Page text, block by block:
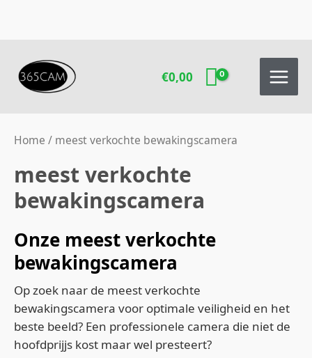
inhoud
€0,00
Home / meest verkochte bewakingscamera
meest verkochte
bewakingscamera
Onze meest verkochte
bewakingscamera
Op zoek naar de meest verkochte
bewakingscamera voor optimale veiligheid en het
beste beeld? Een professionele camera die niet de
hoofdprijjs kost maar wel presteert?